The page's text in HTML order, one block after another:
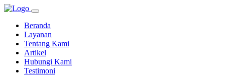
Beranda
Layanan
Tentang Kami
Artikel
Hubungi Kami
Testimoni